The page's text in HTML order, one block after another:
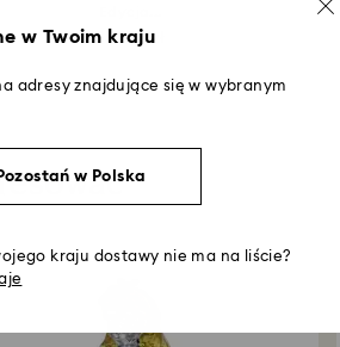
85 000 zł
w Twoim kraju
adresy znajdujące się w wybranym
Pozostań w Polska
kraju dostawy nie ma na liście?